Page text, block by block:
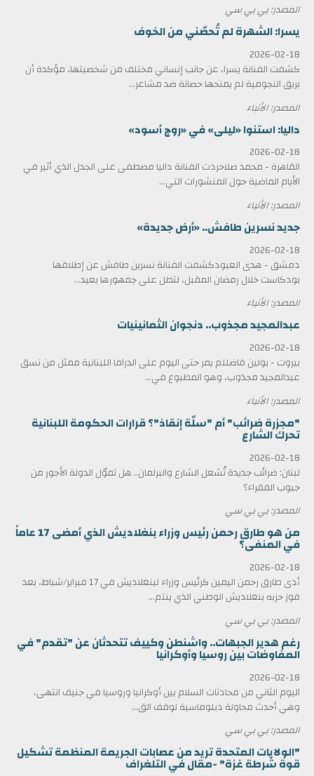
المصدر: بي بي سي
يسرا: الشهرة لم تُحصّني من الخوف
2026-02-18
كشفت الفنانة يسرا، عن جانب إنساني مختلف من شخصيتها، مؤكدة أن
بريق النجومية لم يمنحها حصانة ضد مشاعر...
المصدر: الأنباء
داليا: استنوا «ليلى» في «روج أسود»
2026-02-18
القاهرة - محمد صلاحردت الفنانة داليا مصطفى على الجدل الذي أثير في
الأيام الماضية حول المنشورات التي...
المصدر: الأنباء
جديد نسرين طافش.. «أرض جديدة»
2026-02-18
دمشق - هدى العبودكشفت الفنانة نسرين طافش عن إطلاقها
بودكاست خلال رمضان المقبل، لتطل على جمهورها بعيد...
المصدر: الأنباء
عبدالمجيد مجذوب.. دنجوان الثمانينيات
2026-02-18
بيروت - بولين فاضللم يمر حتى اليوم على الدراما اللبنانية ممثل من نسق
عبدالمجيد مجذوب، وهو المطبوع في...
المصدر: الأنباء
"مجزرة ضرائب" أم "سلّة إنقاذ"؟ قرارات الحكومة اللبنانية
تحرك الشارع
2026-02-18
لبنان: ضرائب جديدة تُشعل الشارع والبرلمان.. هل تموّل الدولة الأجور من
جيوب الفقراء؟
المصدر: بي بي سي
من هو طارق رحمن رئيس وزراء بنغلاديش الذي أمضى 17 عاماً
في المنفى؟
2026-02-18
أدى طارق رحمن اليمين كرئيس وزراء لبنغلاديش في 17 فبراير/شباط، بعد
فوز حزبه بنغلاديش الوطني الذي ينتم...
المصدر: بي بي سي
رغم هدير الجبهات.. واشنطن وكييف تتحدثان عن "تقدم" في
المفاوضات بين روسيا وأوكرانيا
2026-02-18
اليوم الثاني من محادثات السلام بين أوكرانيا وروسيا في جنيف انتهى،
وهي أحدث محاولة دبلوماسية لوقف الق...
المصدر: بي بي سي
"الولايات المتحدة تريد من عصابات الجريمة المنظمة تشكيل
قوة شرطة غزة" -مقال في التلغراف